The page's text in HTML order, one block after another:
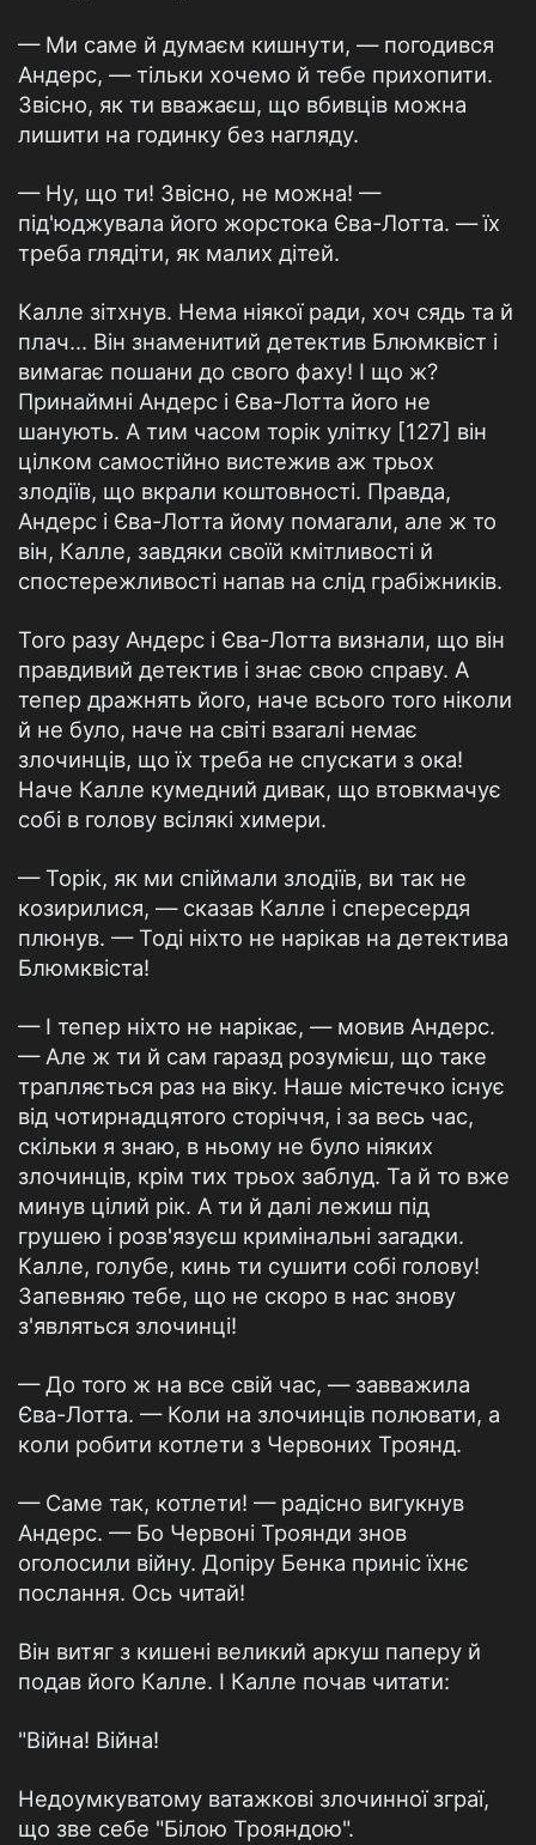
— Ми саме й думаєм кишнути, — погодився
Андерс, — тільки хочемо й тебе прихопити.
Звісно, як ти вважаєш, що вбивців можна
лишити на годинку без нагляду.
— Ну, що ти! Звісно, не можна! —
під'юджувала його жорстока Єва-Лотта. — їх
треба глядіти, як малих дітей.
Калле зітхнув. Нема ніякої ради, хоч сядь та й
плач... Він знаменитий детектив Блюмквіст і
вимагає пошани до свого фаху! І що ж?
Принаймні Андерс і Єва-Лотта його не
шанують. А тим часом торік улітку [127] він
цілком самостійно вистежив аж трьох
злодіїв, що вкрали коштовності. Правда,
Андерс і Єва-Лотта йому помагали, але ж то
він, Калле, завдяки своїй кмітливості й
спостережливості напав на слід грабіжників.
Того разу Андерс і Єва-Лотта визнали, що він
правдивий детектив і знає свою справу. А
тепер дражнять його, наче всього того ніколи
й не було, наче на світі взагалі немає
злочинців, що їх треба не спускати з ока!
Наче Калле кумедний дивак, що втовкмачує
собі в голову всілякі химери.
— Торік, як ми спіймали злодіїв, ви так не
козирилися, — сказав Калле і спересердя
плюнув. — Тоді ніхто не нарікав на детектива
Блюмквіста!
— І тепер ніхто не нарікає, — мовив Андерс.
— Але ж ти й сам гаразд розумієш, що таке
трапляється раз на віку. Наше містечко існує
від чотирнадцятого сторіччя, і за весь час,
скільки я знаю, в ньому не було ніяких
злочинців, крім тих трьох заблуд. Та й то вже
минув цілий рік. А ти й далі лежиш під
грушею і розв'язуєш кримінальні загадки.
Калле, голубе, кинь ти сушити собі голову!
Запевняю тебе, що не скоро в нас знову
з'являться злочинці!
— До того ж на все свій час, — завважила
Єва-Лотта. — Коли на злочинців полювати, а
коли робити котлети з Червоних Троянд.
— Саме так, котлети! — радісно вигукнув
Андерс. — Бо Червоні Троянди знов
оголосили війну. Допіру Бенка приніс їхнє
послання. Ось читай!
Він витяг з кишені великий аркуш паперу й
подав його Калле. І Калле почав читати:
"Війна! Війна!
Недоумкуватому ватажкові злочинної зграї,
що зве себе "Білою Трояндою".